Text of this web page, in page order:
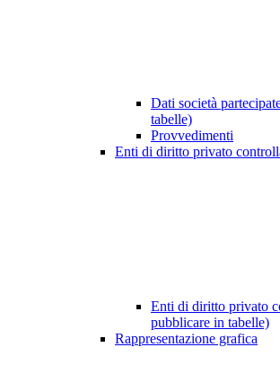
Dati società
tabelle)
Provvedimenti
Enti di diritto privato
Enti di diritto privato
pubblicare in tabelle)
Rappresentazione grafica